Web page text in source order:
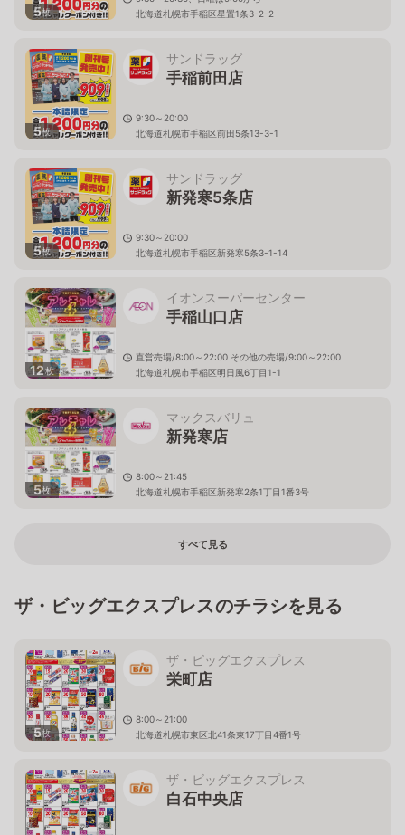
5枚
北海道札幌市手稲区星置1条3-2-2
5枚
サンドラッグ
手稲前田店
9:30～20:00
北海道札幌市手稲区前田5条13-3-1
5枚
サンドラッグ
新発寒5条店
9:30～20:00
北海道札幌市手稲区新発寒5条3-1-14
12枚
イオンスーパーセンター
手稲山口店
直営売場/8:00～22:00 その他の売場/9:00～22:00
北海道札幌市手稲区明日風6丁目1-1
5枚
マックスバリュ
新発寒店
8:00～21:45
北海道札幌市手稲区新発寒2条1丁目1番3号
すべて見る
ザ・ビッグエクスプレスのチラシを見る
5枚
ザ・ビッグエクスプレス
栄町店
8:00～21:00
北海道札幌市東区北41条東17丁目4番1号
ザ・ビッグエクスプレス
白石中央店